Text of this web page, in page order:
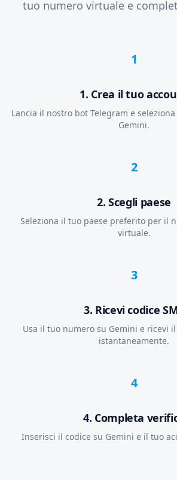
tuo numero virtuale e
1
1. Crea il tuo
Lancia il nostro bot Telegram e
Gemini.
2
2. Scegli paese
Seleziona il tuo paese preferito per il
virtuale.
3
3. Ricevi codice
Usa il tuo numero su Gemini e ricevi
istantaneamente.
4
4. Completa
Inserisci il codice su Gemini e il tuo